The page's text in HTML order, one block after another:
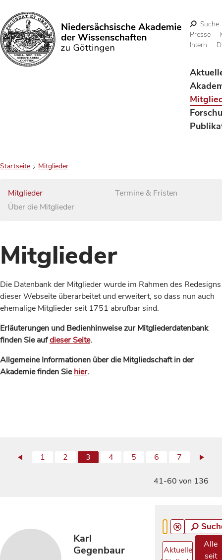
Suchen
Suche
Presse
Intern
Startseite Mitglieder
Mitglieder
Über die Mitglieder
Termine & Fristen
Mitglieder
Die Datenbank der Mitglieder wurde im Rahmen des Redesigns
dieser Webseite überarbeitet und erweitert, so dass nun auch
ehemalige Mitglieder seit 1751 abrufbar sind.
Erläuterungen und Bedienhinweise zur Mitgliederdatenbank
finden Sie aufdieser Seite.
Allgemeine Informationen über die Mitgliedschaft in der
Akademie finden Siehier.
1 2 3 4 5 6 7
41-60 von 136
Karl
Gegenbaur
Aktuelle
Alle
seit